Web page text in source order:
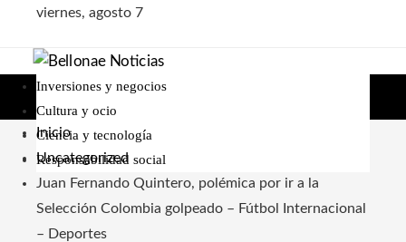
viernes, agosto 7
Inversiones y negocios
Cultura y ocio
Ciencia y tecnología
Responsabilidad social
Inicio
Uncategorized
Juan Fernando Quintero, polémica por ir a la
Selección Colombia golpeado – Fútbol Internacional
– Deportes